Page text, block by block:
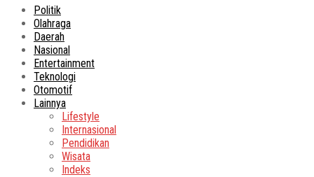
Politik
Olahraga
Daerah
Nasional
Entertainment
Teknologi
Otomotif
Lainnya
Lifestyle
Internasional
Pendidikan
Wisata
Indeks